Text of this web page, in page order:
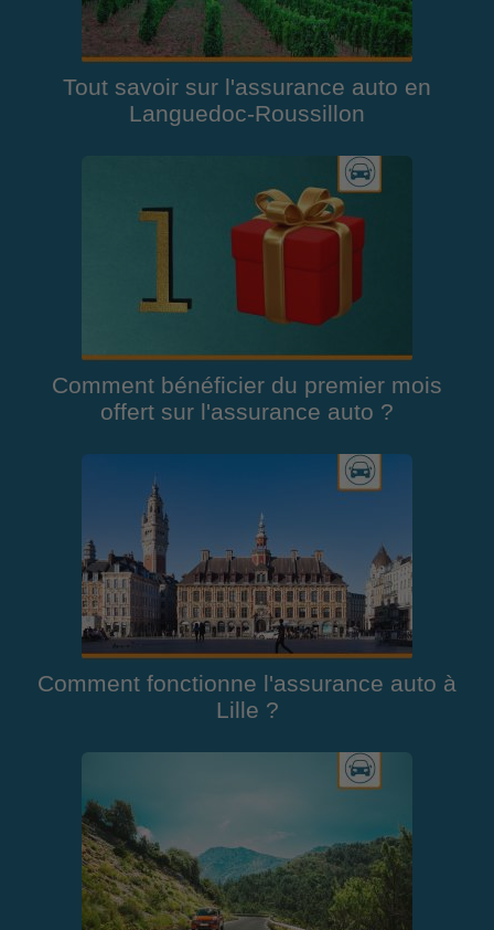
Tout savoir sur l'assurance auto en
Languedoc-Roussillon
Comment bénéficier du premier mois
offert sur l'assurance auto ?
Comment fonctionne l'assurance auto à
Lille ?